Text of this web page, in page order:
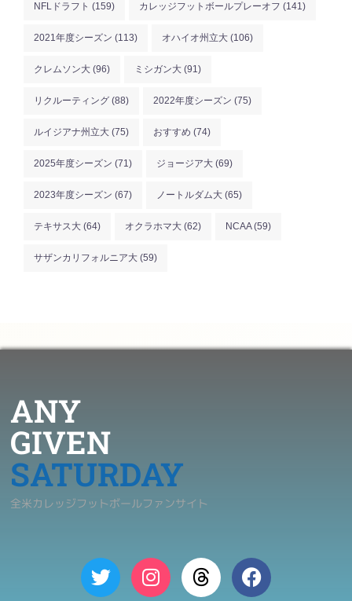
NFLドラフト (159) カレッジフットボールプレーオフ (141)
2021年度シーズン (113) オハイオ州立大 (106)
クレムソン大 (96) ミシガン大 (91)
リクルーティング (88) 2022年度シーズン (75)
ルイジアナ州立大 (75) おすすめ (74)
2025年度シーズン (71) ジョージア大 (69)
2023年度シーズン (67) ノートルダム大 (65)
テキサス大 (64) オクラホマ大 (62) NCAA(59)
サザンカリフォルニア大 (59)
ANY
GIVEN
SATURDAY
全米カレッジフットボールファンサイト